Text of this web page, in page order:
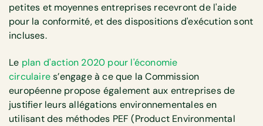
petites et moyennes entreprises recevront de l'aide
pour la conformité, et des dispositions d'exécution sont
incluses.
Le plan d'action 2020 pour l'économie
circulaires’engage à ce que la Commission
européenne propose également aux entreprises de
justifier leurs allégations environnementales en
utilisant des méthodes PEF (Product Environmental